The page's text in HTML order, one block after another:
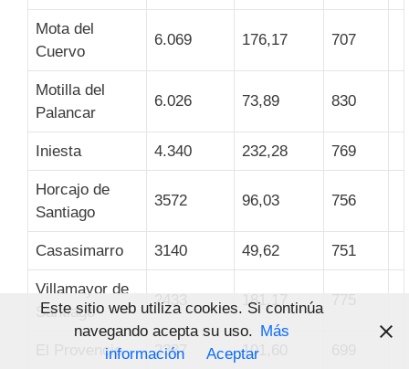
Mota del
Cuervo
6.069 176,17 707
Motilla del
Palancar
6.026 73,89 830
Iniesta 4.340 232,28 769
Horcajo de
Santiago
3572 96,03 756
Casasimarro 3140 49,62 751
Villamayor de
Santiago
2433 181,17
El Provencio 2387 101,60
Este sitio web utiliza cookies. Si continúa
navegando acepta su uso. Más
información
Aceptar